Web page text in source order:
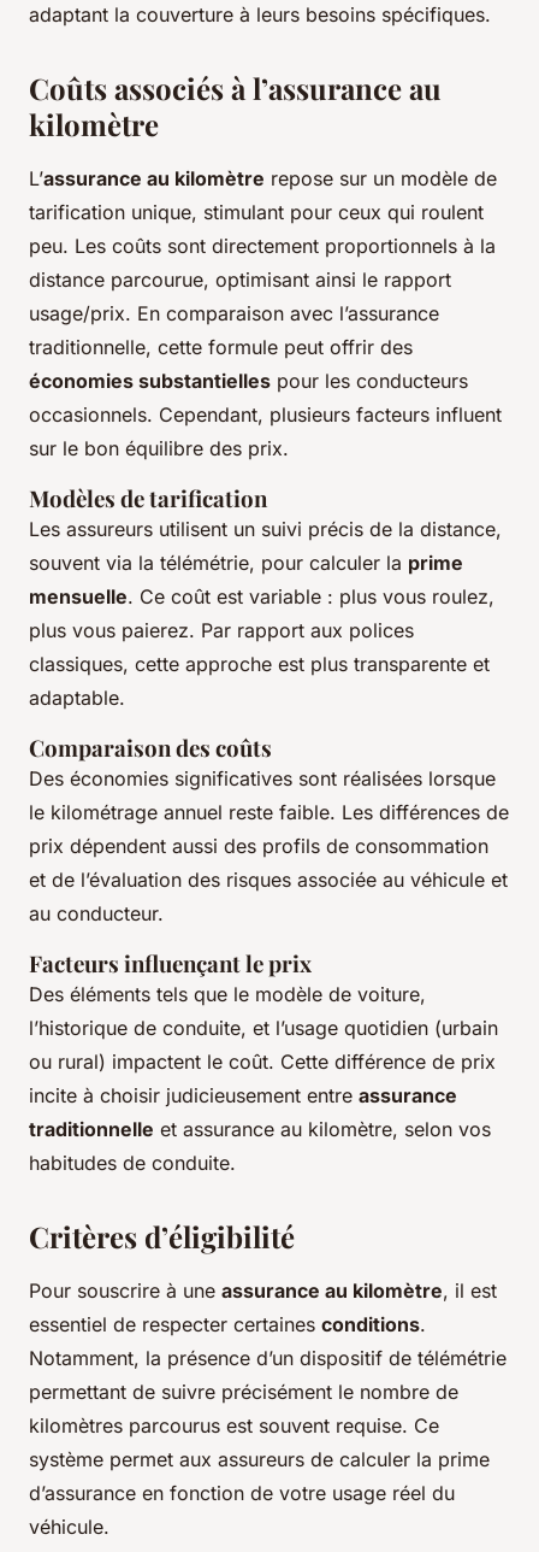
adaptant la couverture à leurs besoins spécifiques.
Coûts associés à l’assurance au
kilomètre
L’assurance au kilomètre repose sur un modèle de
tarification unique, stimulant pour ceux qui roulent
peu. Les coûts sont directement proportionnels à la
distance parcourue, optimisant ainsi le rapport
usage/prix. En comparaison avec l’assurance
traditionnelle, cette formule peut offrir des
économies substantielles pour les conducteurs
occasionnels. Cependant, plusieurs facteurs influent
sur le bon équilibre des prix.
Modèles de tarification
Les assureurs utilisent un suivi précis de la distance,
souvent via la télémétrie, pour calculer la prime
mensuelle. Ce coût est variable : plus vous roulez,
plus vous paierez. Par rapport aux polices
classiques, cette approche est plus transparente et
adaptable.
Comparaison des coûts
Des économies significatives sont réalisées lorsque
le kilométrage annuel reste faible. Les différences de
prix dépendent aussi des profils de consommation
et de l’évaluation des risques associée au véhicule et
au conducteur.
Facteurs influençant le prix
Des éléments tels que le modèle de voiture,
l’historique de conduite, et l’usage quotidien (urbain
ou rural) impactent le coût. Cette différence de prix
incite à choisir judicieusement entre assurance
traditionnelle et assurance au kilomètre, selon vos
habitudes de conduite.
Critères d’éligibilité
Pour souscrire à une assurance au kilomètre, il est
essentiel de respecter certaines conditions.
Notamment, la présence d’un dispositif de télémétrie
permettant de suivre précisément le nombre de
kilomètres parcourus est souvent requise. Ce
système permet aux assureurs de calculer la prime
d’assurance en fonction de votre usage réel du
véhicule.